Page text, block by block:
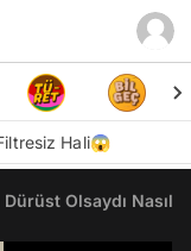
Hali😱
Dürüst Olsaydı